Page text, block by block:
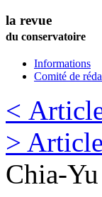
la revue
du conservatoire
Informations
Comité de
<
>
Chia-Yu